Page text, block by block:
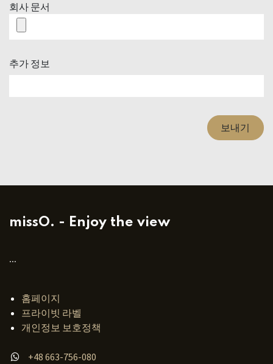
회사 문서
추가 정보
보내기
missO. - Enjoy the view
...
홈페이지
프라이빗 라벨
개인정보 보호정책
+48 663-756-080